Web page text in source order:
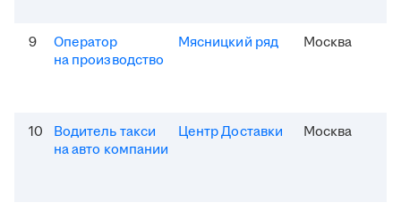
9
Оператор
на производство
Мясницкий ряд Москва
10
Водитель такси
на авто компании
Центр Доставки Москва